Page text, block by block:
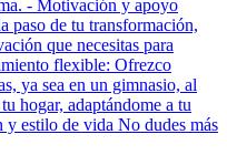
- Motivación y apoyo
paso de tu transformación,
que necesitas para
flexible: Ofrezco
ya sea en un gimnasio, al
hogar, adaptándome a tu
estilo de vida No dudes más